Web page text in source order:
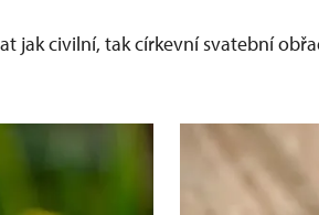
jak civilní, tak církevní svatební